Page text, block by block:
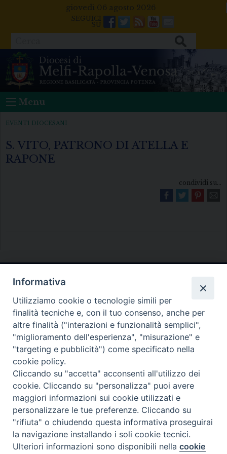
giovedì 06 agosto 2026
Facebook
Twitter
FeedsYoutube
Mail
Menu
EVENTI DIOCESANI
S. VITO, PATRONO DI ATELLA E
RAPONE
condividi su...
Diocesi di Melfi Rapolla Venosa
• Largo Duomo, 12 - 85025 MELFI (PZ) •
Tel. 0972238604
PEC ufficiale della Diocesi:
diocesi.melfi_rapolla_venosa@legalmail.it
Preferenze Cookie
Informativa
Utilizziamo cookie o tecnologie simili per
finalità tecniche e, con il tuo consenso, anche per
altre finalità ("interazioni e funzionalità semplici",
"miglioramento dell'esperienza", "misurazione" e
"targeting e pubblicità") come specificato nella
cookie policy.
Cliccando su "accetta" acconsenti all'utilizzo dei
cookie. Cliccando su "personalizza" puoi avere
maggiori informazioni sui cookie utilizzati e
personalizzare le tue preferenze. Cliccando su
"rifiuta" o chiudendo questa informativa proseguirai
la navigazione installando i soli cookie tecnici.
Ulteriori informazioni sono disponibili nellacookie